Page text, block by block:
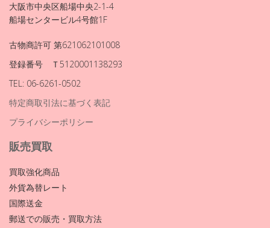
大阪市中央区船場中央2-1-4
船場センタービル4号館1F
古物商許可 第621062101008
登録番号 Ｔ5120001138293
TEL: 06-6261-0502
特定商取引法に基づく表記
プライバシーポリシー
販売買取
買取強化商品
外貨為替レート
国際送金
郵送での販売・買取方法